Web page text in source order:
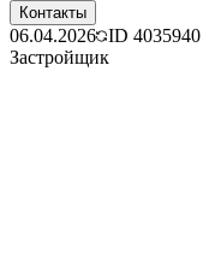
Контакты
06.04.2026 ID 4035940
Застройщик